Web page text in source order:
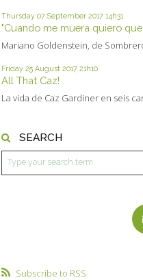
Thursday 07 September 2017 14h31
"Cuando me muera quiero que
Mariano Goldenstein, de
Friday 25 August 2017 21h10
All That Caz!
La vida de Caz Gardiner en seis
SEARCH
Subscribe to RSS